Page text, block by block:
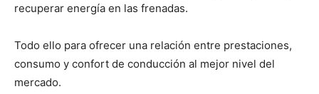
recuperar energía en las frenadas.
Todo ello para ofrecer una relación entre prestaciones,
consumo y confort de conducción al mejor nivel del
mercado.